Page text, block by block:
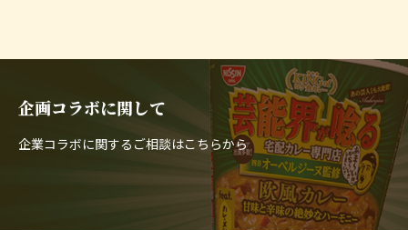
企画コラボに関して
企業コラボに関するご相談はこちらから